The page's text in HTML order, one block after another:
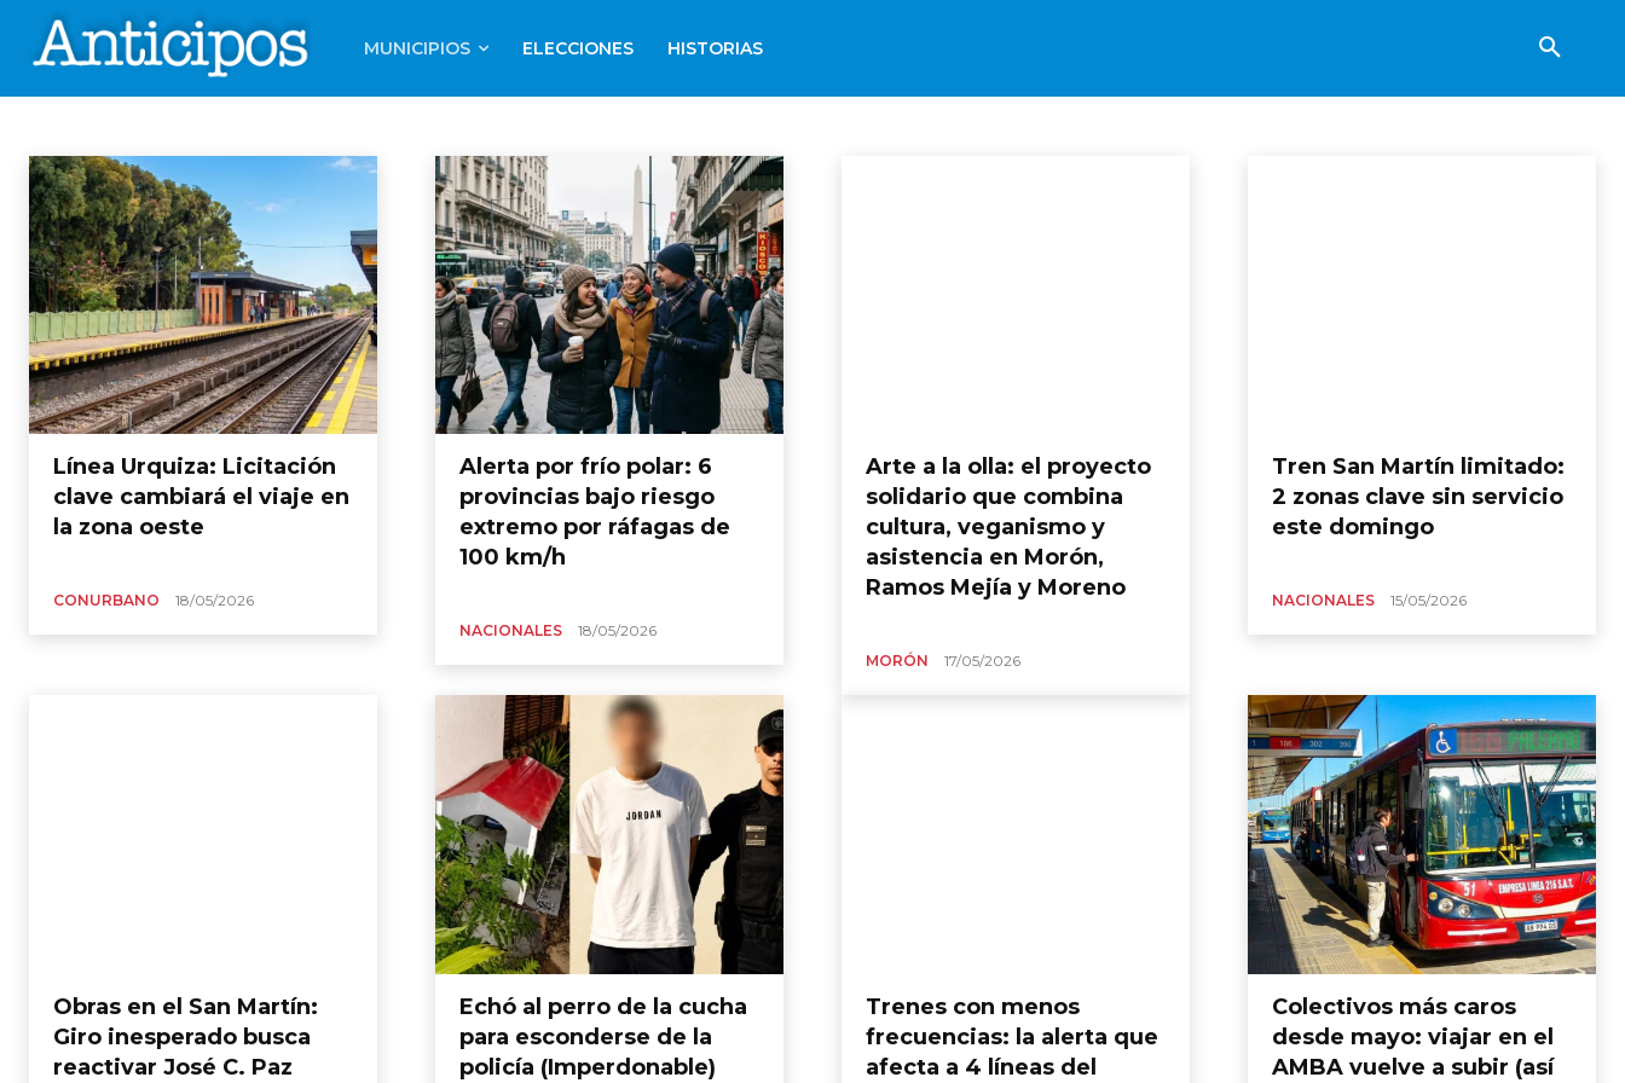
MUNICIPIOS ELECCIONES HISTORIAS
CONURBANO
Línea Urquiza: Licitación
clave cambiará el viaje en
la zona oeste
CONURBANO 18/05/2026
Alerta por frío polar: 6
provincias bajo riesgo
extremo por ráfagas de
100 km/h
NACIONALES 18/05/2026
Arte a la olla: el proyecto
solidario que combina
cultura, veganismo y
asistencia en Morón,
Ramos Mejía y Moreno
MORÓN 17/05/2026
Tren San Martín limitado:
2 zonas clave sin servicio
este domingo
NACIONALES 15/05/2026
Obras en el San Martín:
Giro inesperado busca
reactivar José C. Paz
Echó al perro de la cucha
para esconderse de la
policía (Imperdonable)
Trenes con menos
frecuencias: la alerta que
afecta a 4 líneas del
Colectivos más caros
desde mayo: viajar en el
AMBA vuelve a subir (así